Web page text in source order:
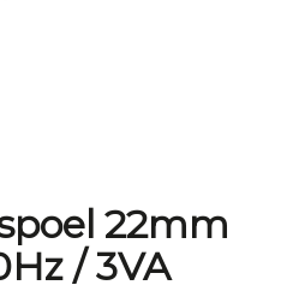
22mm
/ 3VA